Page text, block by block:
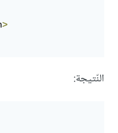
>
النّتيجة: